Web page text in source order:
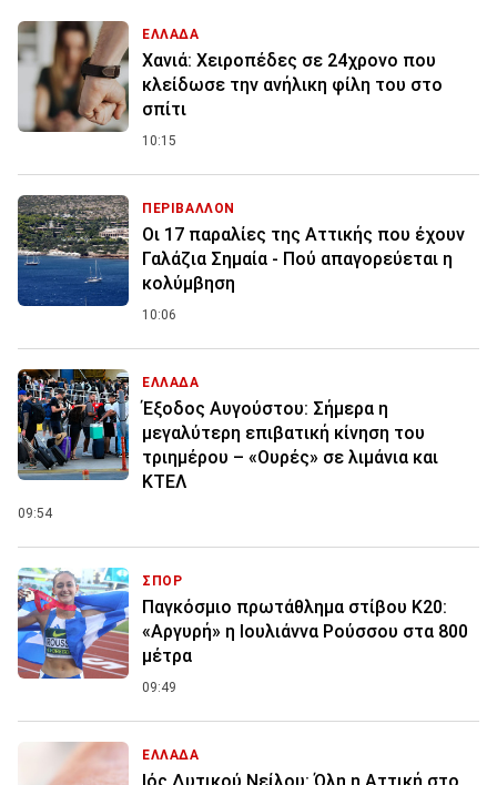
ΕΛΛΑΔΑ
Χανιά: Χειροπέδες σε 24χρονο που
κλείδωσε την ανήλικη φίλη του στο
σπίτι
10:15
ΠΕΡΙΒΑΛΛΟΝ
Οι 17 παραλίες της Αττικής που έχουν
Γαλάζια Σημαία - Πού απαγορεύεται η
κολύμβηση
10:06
ΕΛΛΑΔΑ
Έξοδος Αυγούστου: Σήμερα η
μεγαλύτερη επιβατική κίνηση του
τριημέρου – «Ουρές» σε λιμάνια και
ΚΤΕΛ
09:54
ΣΠΟΡ
Παγκόσμιο πρωτάθλημα στίβου Κ20:
«Αργυρή» η Ιουλιάννα Ρούσσου στα 800
μέτρα
09:49
ΕΛΛΑΔΑ